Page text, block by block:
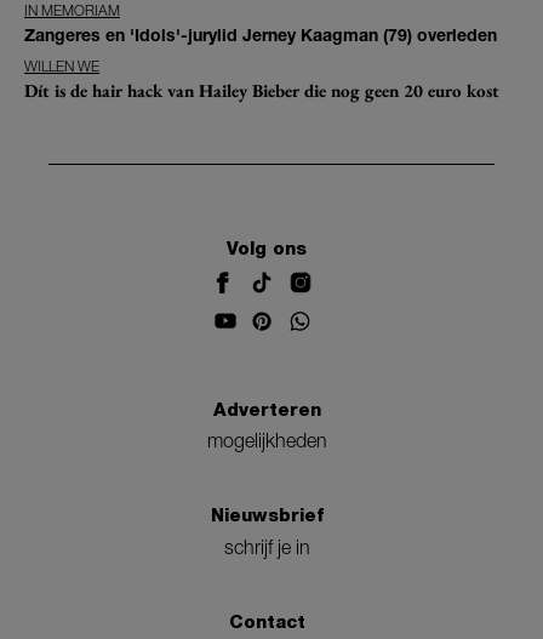
IN MEMORIAM
Zangeres en 'Idols'-jurylid Jerney Kaagman (79) overleden
WILLEN WE
Dít is de hair hack van Hailey Bieber die nog geen 20 euro kost
Volg ons
Adverteren
mogelijkheden
Nieuwsbrief
schrijf je in
Contact